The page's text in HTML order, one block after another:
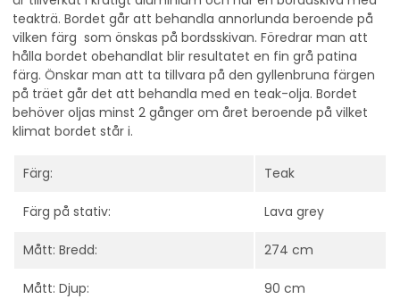
teakträ. Bordet går att behandla annorlunda beroende på
vilken färg som önskas på bordsskivan. Föredrar man att
hålla bordet obehandlat blir resultatet en fin grå patina
färg. Önskar man att ta tillvara på den gyllenbruna färgen
på träet går det att behandla med en teak-olja. Bordet
behöver oljas minst 2 gånger om året beroende på vilket
klimat bordet står i.
Färg: Teak
Färg på stativ: Lava grey
Mått: Bredd: 274 cm
Mått: Djup: 90 cm